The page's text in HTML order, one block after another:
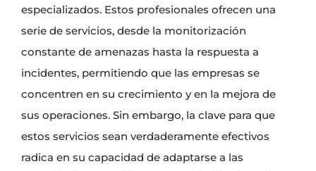
especializados. Estos profesionales ofrecen una
serie de servicios, desde la monitorización
constante de amenazas hasta la respuesta a
incidentes, permitiendo que las empresas se
concentren en su crecimiento y en la mejora de
sus operaciones. Sin embargo, la clave para que
estos servicios sean verdaderamente efectivos
radica en su capacidad de adaptarse a las